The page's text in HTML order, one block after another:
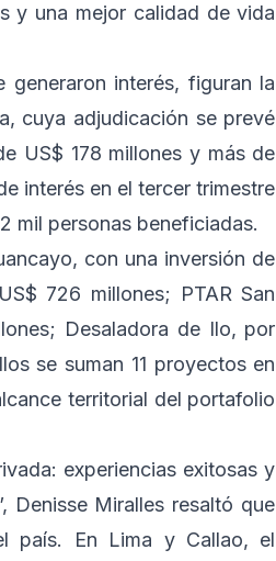
y una mejor calidad de vida
interés, figuran la
cuya adjudicación se prevé
US$ 178 millones y más de
interés en el tercer trimestre
mil personas beneficiadas.
con una inversión de
726 millones; PTAR San
Desaladora de Ilo, por
se suman 11 proyectos en
territorial del portafolio
experiencias exitosas y
Denisse Miralles resaltó que
país. En Lima y Callao, el